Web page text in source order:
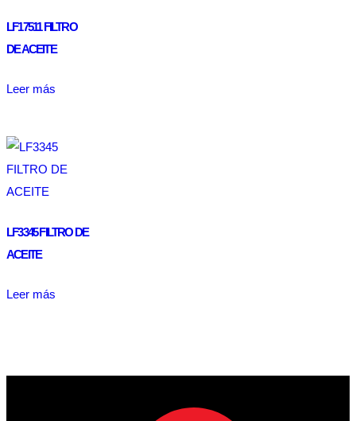
LF17511 FILTRO
DE ACEITE
Leer más
LF3345 FILTRO DE
ACEITE
Leer más